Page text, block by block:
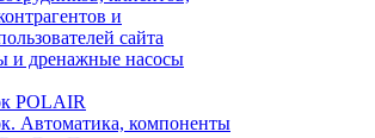
и
сайта
и дренажные насосы
POLAIR
Автоматика, компоненты